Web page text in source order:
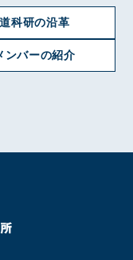
道科研の沿革
ンバーの紹介